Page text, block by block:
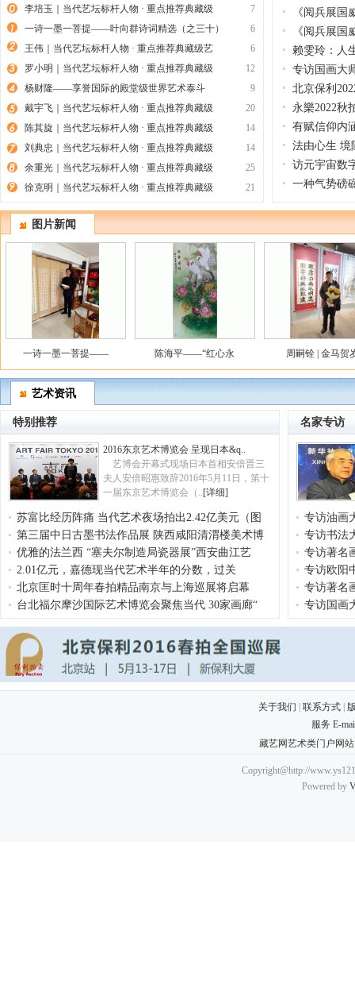
李培玉｜当代艺坛标杆人物 · 重点推荐典藏级
7
一诗一墨一菩提——叶向群诗词精选（之三十）
6
王伟｜当代艺坛标杆人物 · 重点推荐典藏级艺
6
罗小明｜当代艺坛标杆人物 · 重点推荐典藏级
12
杨财隆——享誉国际的殿堂级世界艺术泰斗
9
戴宇飞｜当代艺坛标杆人物 · 重点推荐典藏级
20
陈其旋｜当代艺坛标杆人物 · 重点推荐典藏级
14
刘典忠｜当代艺坛标杆人物 · 重点推荐典藏级
14
余重光｜当代艺坛标杆人物 · 重点推荐典藏级
25
徐克明｜当代艺坛标杆人物 · 重点推荐典藏级
21
《阅兵展
《阅兵展
赖雯玲：人
专访国画大
北京保利
永樂2022秋
有赋信仰内
法由心生
访元宇宙数
一种气势磅
图片新闻
一诗一墨一菩提—— 陈海平——“红心永 周嗣铨 | 金马贺
艺术资讯
特别推荐
2016东京艺术博览会 呈现日本&q..
艺博会开幕式现场日本首相安倍晋三
夫人安倍昭惠致辞2016年5月11日，第十
一届东京艺术博览会（..[详细]
苏富比经历阵痛 当代艺术夜场拍出2.42亿美元（图
第三届中日古墨书法作品展 陕西咸阳清渭楼美术博
优雅的法兰西 “塞夫尔制造局瓷器展”西安曲江艺
2.01亿元，嘉德现当代艺术半年的分数，过关
北京匡时十周年春拍精品南京与上海巡展将启幕
台北福尔摩沙国际艺术博览会聚焦当代 30家画廊“
名家专访
专访油画
专访书法
专访著名
专访欧阳
专访著名
专访国画
关于我们 联系方式
服务 E-
藏艺网艺术类门户网
Copyright@http://
Powered by